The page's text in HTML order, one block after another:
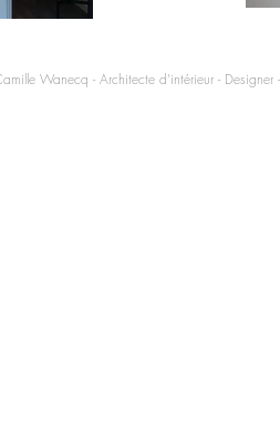
Wanecq - Architecte d'intérieur - Designer